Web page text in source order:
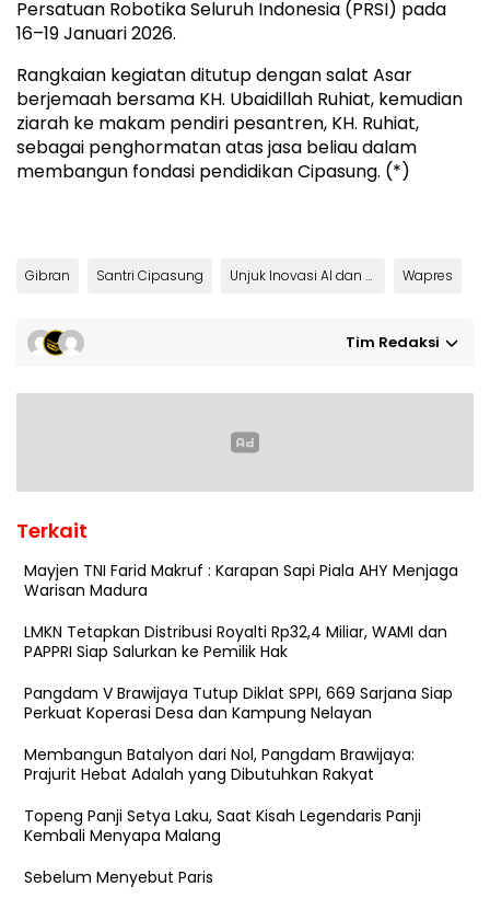
Persatuan Robotika Seluruh Indonesia (PRSI) pada
16–19 Januari 2026.
Rangkaian kegiatan ditutup dengan salat Asar
berjemaah bersama KH. Ubaidillah Ruhiat, kemudian
ziarah ke makam pendiri pesantren, KH. Ruhiat,
sebagai penghormatan atas jasa beliau dalam
membangun fondasi pendidikan Cipasung. (*)
Gibran Santri Cipasung Unjuk Inovasi AI dan Robotika Wapres
Tim Redaksi
Terkait
Mayjen TNI Farid Makruf : Karapan Sapi Piala AHY Menjaga
Warisan Madura
LMKN Tetapkan Distribusi Royalti Rp32,4 Miliar, WAMI dan
PAPPRI Siap Salurkan ke Pemilik Hak
Pangdam V Brawijaya Tutup Diklat SPPI, 669 Sarjana Siap
Perkuat Koperasi Desa dan Kampung Nelayan
Membangun Batalyon dari Nol, Pangdam Brawijaya:
Prajurit Hebat Adalah yang Dibutuhkan Rakyat
Topeng Panji Setya Laku, Saat Kisah Legendaris Panji
Kembali Menyapa Malang
Sebelum Menyebut Paris